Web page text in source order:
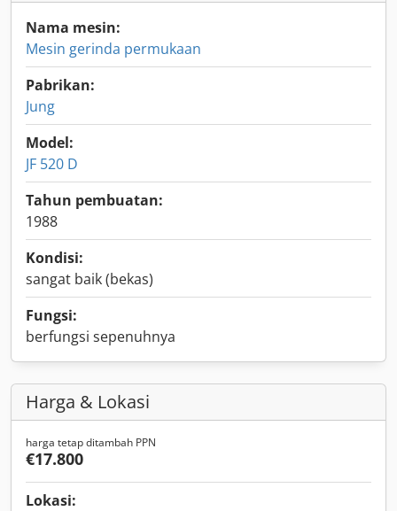
Nama mesin:
Mesin gerinda permukaan
Pabrikan:
Jung
Model:
JF 520 D
Tahun pembuatan:
1988
Kondisi:
sangat baik (bekas)
Fungsi:
berfungsi sepenuhnya
Harga & Lokasi
harga tetap ditambah PPN
€17.800
Lokasi: